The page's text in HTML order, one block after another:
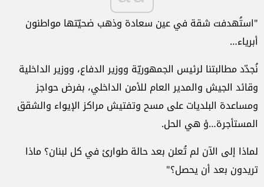
"استُهدفت شقة في عين سعادة وذهب ضحيّتها مواطنون
أبرياء…
نُجدّد مطالبتنا لرئيس الجمهوريّة ووزير الدفاع، ووزير الداخلية
وقائد الجيش والمدير العام للأمن الداخلي، بفرض حواجز
ومساعدة البلديات على مسح وتفتيش مراكز الإيواء والشقق
المستأجرة…ؤ هي الحل.
لماذا إلى الآن لم تُعلن بعد حالة طوارئ في كل لبنان؟ ماذا
تريدون بعد أن يحصل؟"